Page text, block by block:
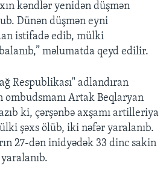
kəndlər yenidən düşmən
Dünən düşmən eyni
istifadə edib, mülki
məlumatda qeyd edilir.
Respublikası" adlandıran
ombudsmanı Artak Beqlaryan
ki, çərşənbə axşamı artilleriya
şəxs ölüb, iki nəfər yaralanıb.
27-dən inidyədək 33 dinc sakin